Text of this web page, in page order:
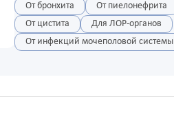
От бронхита От пиелонефрита
От цистита
Для ЛОР-органов
От инфекций мочеполовой системы